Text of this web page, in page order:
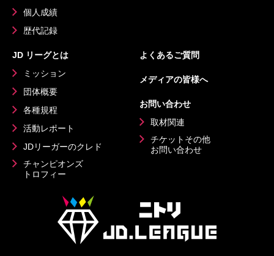
個人成績
歴代記録
JD リーグとは
ミッション
団体概要
各種規程
活動レポート
JDリーガーのクレド
チャンピオンズ
トロフィー
よくあるご質問
メディアの皆様へ
お問い合わせ
取材関連
チケットその他
お問い合わせ